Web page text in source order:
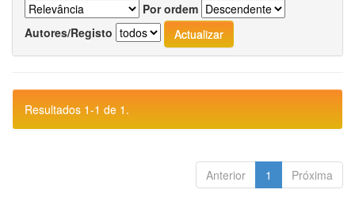
Por ordem
Autores/Registo
Resultados 1-1 de 1.
Anterior 1 Próxima